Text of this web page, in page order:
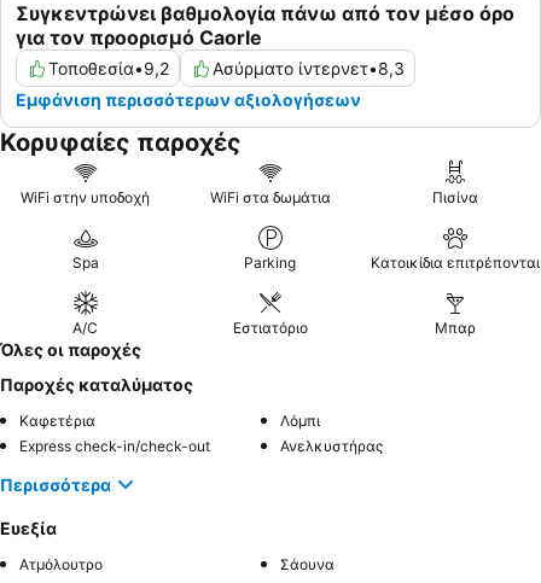
Συγκεντρώνει βαθμολογία πάνω από τον μέσο όρο
για τον προορισμό Caorle
Τοποθεσία•9,2 Ασύρματο ίντερνετ•8,3
Εμφάνιση περισσότερων αξιολογήσεων
Κορυφαίες παροχές
WiFi στην υποδοχή WiFi στα δωμάτια Πισίνα
Spa Parking Κατοικίδια επιτρέπονται
A/C Εστιατόριο Μπαρ
Όλες οι παροχές
Παροχές καταλύματος
Καφετέρια
Λόμπι
Express check-in/check-out
Ανελκυστήρας
Περισσότερα
Ευεξία
Ατμόλουτρο
Σάουνα